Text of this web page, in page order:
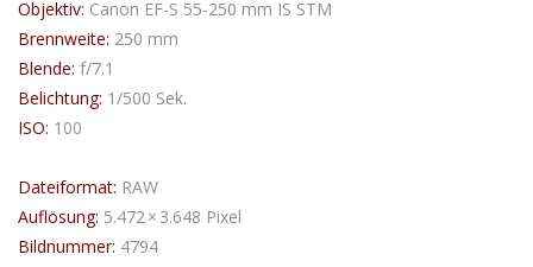
Objektiv: Canon EF-S 55-250 mm IS STM
Brennweite: 250 mm
Blende: f/7.1
Belichtung: 1/500 Sek.
ISO: 100
Dateiformat: RAW
Auflösung: 5.472 × 3.648 Pixel
Bildnummer: 4794